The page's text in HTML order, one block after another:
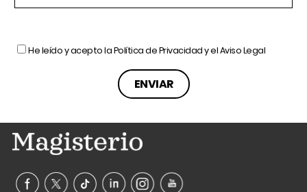
He leído y acepto laPolítica de Privacidady elAviso Legal